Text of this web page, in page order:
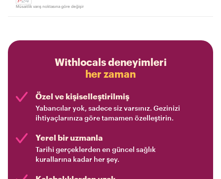
Müsaitlik varış noktasına göre değişir
Withlocals deneyimleri
her zaman
Özel ve kişiselleştirilmiş
Yabancılar yok, sadece siz varsınız. Gezinizi
ihtiyaçlarınıza göre tamamen özelleştirin.
Yerel bir uzmanla
Tarihi gerçeklerden en güncel sağlık
kurallarına kadar her şey.